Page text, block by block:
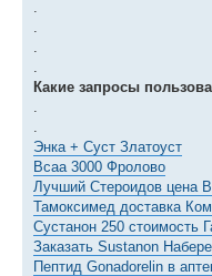
Какие запросы
Энка + Суст Златоуст
Bcaa 3000 Фролово
Лучший Стероидов цена
Тамоксимед доставка
Сустанон 250 стоимость
Заказать Sustanon
Пептид Gonadorelin в